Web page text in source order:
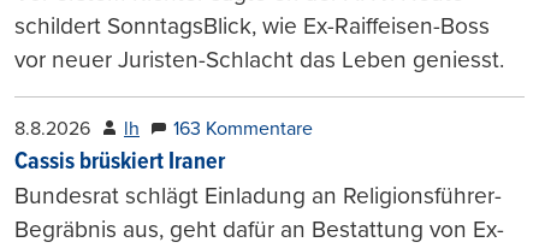
schildert SonntagsBlick, wie Ex-Raiffeisen-Boss
vor neuer Juristen-Schlacht das Leben geniesst.
8.8.2026 lh 163 Kommentare
Cassis brüskiert Iraner
Bundesrat schlägt Einladung an Religionsführer-
Begräbnis aus, geht dafür an Bestattung von Ex-